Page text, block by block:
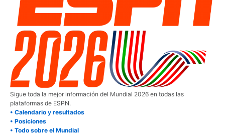
Sigue toda la mejor información del Mundial 2026 en todas las
plataformas de ESPN.
• Calendario y resultados
• Posiciones
• Todo sobre el Mundial